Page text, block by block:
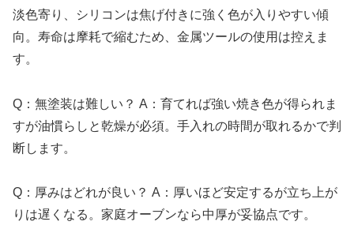
淡色寄り、シリコンは焦げ付きに強く色が入りやすい傾
向。寿命は摩耗で縮むため、金属ツールの使用は控えま
す。
Q：無塗装は難しい？ A：育てれば強い焼き色が得られま
すが油慣らしと乾燥が必須。手入れの時間が取れるかで判
断します。
Q：厚みはどれが良い？ A：厚いほど安定するが立ち上が
りは遅くなる。家庭オーブンなら中厚が妥協点です。